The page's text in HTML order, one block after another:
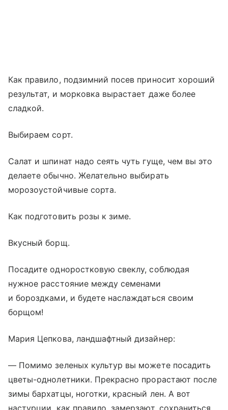
Как правило, подзимний посев приносит хороший
результат, и морковка вырастает даже более
сладкой.
Выбираем сорт.
Салат и шпинат надо сеять чуть гуще, чем вы это
делаете обычно. Желательно выбирать
морозоустойчивые сорта.
Как подготовить розы к зиме.
Вкусный борщ.
Посадите одноростковую свеклу, соблюдая
нужное расстояние между семенами
и бороздками, и будете наслаждаться своим
борщом!
Мария Цепкова, ландшафтный дизайнер:
— Помимо зеленых культур вы можете посадить
цветы-однолетники. Прекрасно прорастают после
зимы бархатцы, ноготки, красный лен. А вот
настурции, как правило, замерзают, сохраниться